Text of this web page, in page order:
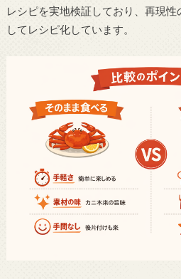
レシピを実地検証しており、再現
してレシピ化しています。